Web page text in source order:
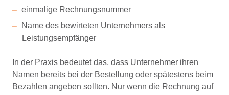
einmalige Rechnungsnummer
Name des bewirteten Unternehmers als
Leistungsempfänger
In der Praxis bedeutet das, dass Unternehmer ihren
Namen bereits bei der Bestellung oder spätestens beim
Bezahlen angeben sollten. Nur wenn die Rechnung auf